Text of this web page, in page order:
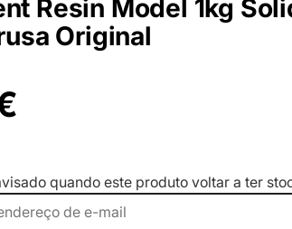
Resin Model 1kg
Original
quando este produto voltar a ter